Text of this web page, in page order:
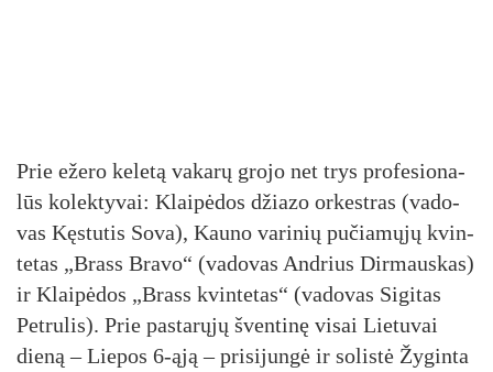
Prie eže­ro ke­le­tą va­ka­rų gro­jo net trys pro­fe­sio­na­
lūs ko­lek­ty­vai: Klai­pė­dos džia­zo or­kest­ras (va­do­
vas Kęs­tu­tis So­va), Kau­no va­ri­nių pu­čia­mų­jų kvin­
te­tas „Brass Bra­vo“ (va­do­vas And­rius Dir­maus­kas)
ir Klai­pė­dos „Brass kvin­te­tas“ (va­do­vas Si­gi­tas
Pet­ru­lis). Prie pa­sta­rų­jų šven­ti­nę vi­sai Lie­tu­vai
die­ną – Lie­pos 6-ąją – pri­si­jun­gė ir so­lis­tė Žy­gin­ta